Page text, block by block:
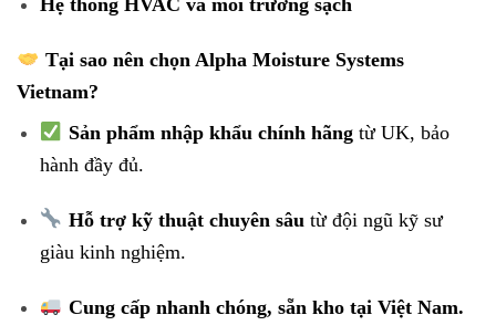
Hệ thống HVAC và môi trường sạch
Tại sao nên chọn Alpha Moisture Systems
Vietnam?
Sản phẩm nhập khẩu chính hãngtừ UK, bảo
hành đầy đủ.
Hỗ trợ kỹ thuật chuyên sâutừ đội ngũ kỹ sư
giàu kinh nghiệm.
Cung cấp nhanh chóng, sẵn kho tại Việt Nam.